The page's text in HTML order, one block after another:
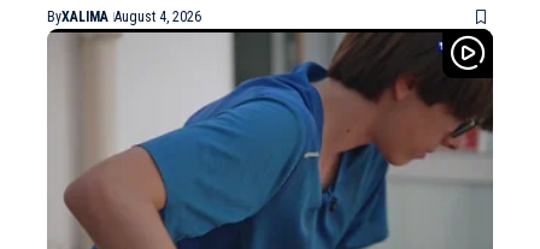
ByXALIMA August 4, 2026